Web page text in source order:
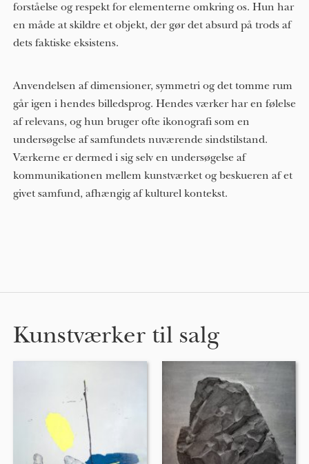
forståelse og respekt for elementerne omkring os. Hun har
en måde at skildre et objekt, der gør det absurd på trods af
dets faktiske eksistens.
Anvendelsen af ​​dimensioner, symmetri og det tomme rum
går igen i hendes billedsprog. Hendes værker har en følelse
af relevans, og hun bruger ofte ikonografi som en
undersøgelse af samfundets nuværende sindstilstand.
Værkerne er dermed i sig selv en undersøgelse af
kommunikationen mellem kunstværket og beskueren af ​​et
givet samfund, afhængig af kulturel kontekst.
Kunstværker til salg